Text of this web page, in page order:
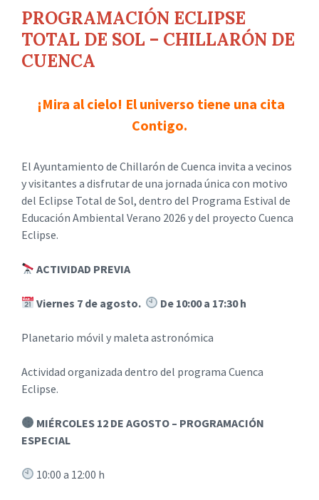
PROGRAMACIÓN ECLIPSE
TOTAL DE SOL – CHILLARÓN DE
CUENCA
¡Mira al cielo! El universo tiene una cita
Contigo.
El Ayuntamiento de Chillarón de Cuenca invita a vecinos
y visitantes a disfrutar de una jornada única con motivo
del Eclipse Total de Sol, dentro del Programa Estival de
Educación Ambiental Verano 2026 y del proyecto Cuenca
Eclipse.
ACTIVIDAD PREVIA
Viernes 7 de agosto. De 10:00 a 17:30 h
Planetario móvil y maleta astronómica
Actividad organizada dentro del programa Cuenca
Eclipse.
MIÉRCOLES 12 DE AGOSTO – PROGRAMACIÓN
ESPECIAL
10:00 a 12:00 h